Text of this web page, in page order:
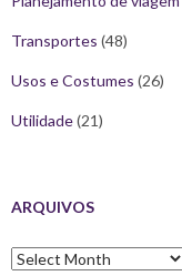
Transportes (48)
Usos e Costumes (26)
Utilidade(21)
ARQUIVOS
Arquivos